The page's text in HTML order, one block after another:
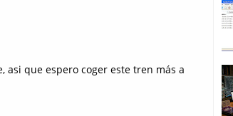
asi que espero coger este tren más a